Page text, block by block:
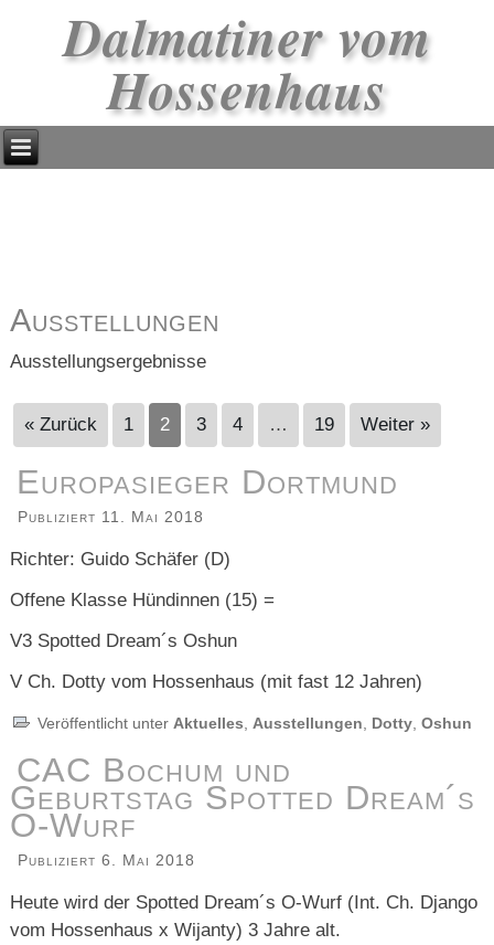
Dalmatiner vom
Hossenhaus
Ausstellungen
Ausstellungsergebnisse
« Zurück 1 2 3 4 … 19 Weiter »
Europasieger Dortmund
Publiziert 11. Mai 2018
Richter: Guido Schäfer (D)
Offene Klasse Hündinnen (15) =
V3 Spotted Dream´s Oshun
V Ch. Dotty vom Hossenhaus (mit fast 12 Jahren)
Veröffentlicht unter Aktuelles Ausstellungen Dotty ,Oshun
CAC Bochum und
Geburtstag Spotted Dream´s
O-Wurf
Publiziert 6. Mai 2018
Heute wird der Spotted Dream´s O-Wurf (Int. Ch. Django
vom Hossenhaus x Wijanty) 3 Jahre alt.